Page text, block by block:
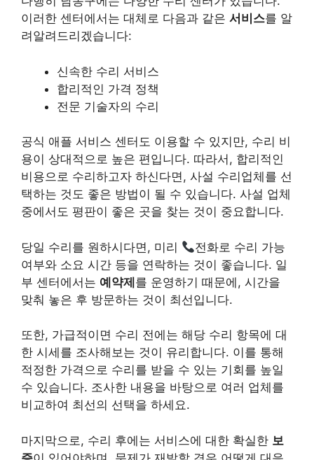
이러한 센터에서는 대체로 다음과 같은 서비스를 알
려알려드리겠습니다:
신속한 수리 서비스
합리적인 가격 정책
전문 기술자의 수리
공식 애플 서비스 센터도 이용할 수 있지만, 수리 비
용이 상대적으로 높은 편입니다. 따라서, 합리적인
비용으로 수리하고자 하신다면, 사설 수리업체를 선
택하는 것도 좋은 방법이 될 수 있습니다. 사설 업체
중에서도 평판이 좋은 곳을 찾는 것이 중요합니다.
당일 수리를 원하시다면, 미리
전화로 수리 가능
여부와 소요 시간 등을 연락하는 것이 좋습니다. 일
부 센터에서는 예약제를 운영하기 때문에, 시간을
맞춰 놓은 후 방문하는 것이 최선입니다.
또한, 가급적이면 수리 전에는 해당 수리 항목에 대
한 시세를 조사해보는 것이 유리합니다. 이를 통해
적정한 가격으로 수리를 받을 수 있는 기회를 높일
수 있습니다. 조사한 내용을 바탕으로 여러 업체를
비교하여 최선의 선택을 하세요.
마지막으로, 수리 후에는 서비스에 대한 확실한 보